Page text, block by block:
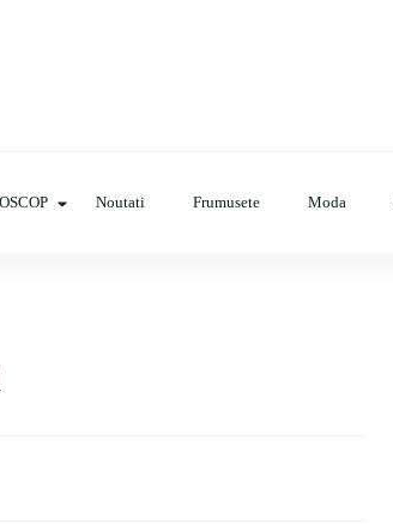
Noutati Frumusete Moda